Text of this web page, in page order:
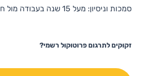
סמכות וניסיון: מעל 15 שנה בעבודה מול חברות בינלאומיות.
זקוקים לתרגום פרוטוקול רשמי?